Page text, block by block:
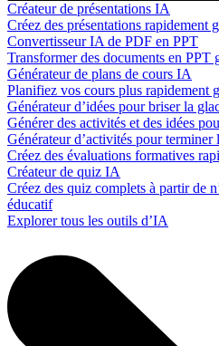
Créateur de présentations IA
Créez des présentations rapidement
Convertisseur IA de PDF en PPT
Transformer des documents en PPT
Générateur de plans de cours IA
Planifiez vos cours plus rapidement
Générateur d’idées pour briser la
Générer des activités et des idées
Générateur d’activités pour terminer
Créez des évaluations formatives
Créateur de quiz IA
Créez des quiz complets à partir de
éducatif
Explorer tous les outils d’IA